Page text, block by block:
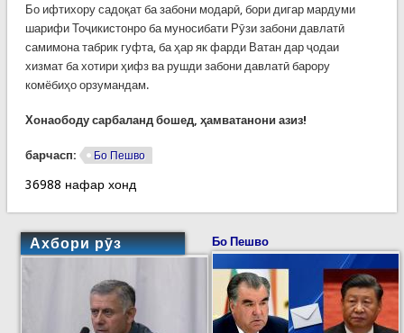
Бо ифтихору садоқат ба забони модарӣ, бори дигар мардуми
шарифи Тоҷикистонро ба муносибати Рӯзи забони давлатӣ
самимона табрик гуфта, ба ҳар як фарди Ватан дар ҷодаи
хизмат ба хотири ҳифз ва рушди забони давлатӣ барору
комёбиҳо орзумандам.
Хонаободу сарбаланд бошед, ҳамватанони азиз!
барчасп: Бо Пешво
36988 нафар хонд
Ахбори рӯз Бо Пешво